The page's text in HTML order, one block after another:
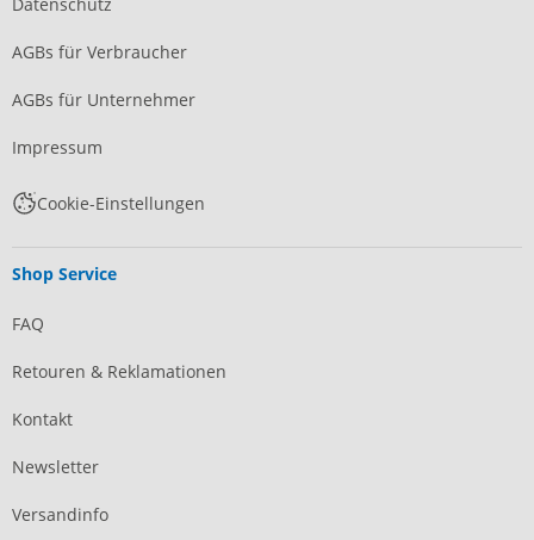
Datenschutz
AGBs für Verbraucher
AGBs für Unternehmer
Impressum
Cookie-Einstellungen
Shop Service
FAQ
Retouren & Reklamationen
Kontakt
Newsletter
Versandinfo